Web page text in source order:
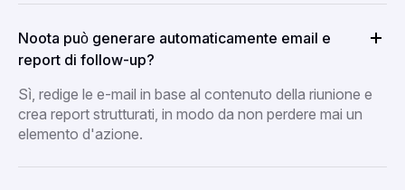
Noota può generare automaticamente email e
report di follow-up?
Sì, redige le e-mail in base al contenuto della riunione e
crea report strutturati, in modo da non perdere mai un
elemento d'azione.